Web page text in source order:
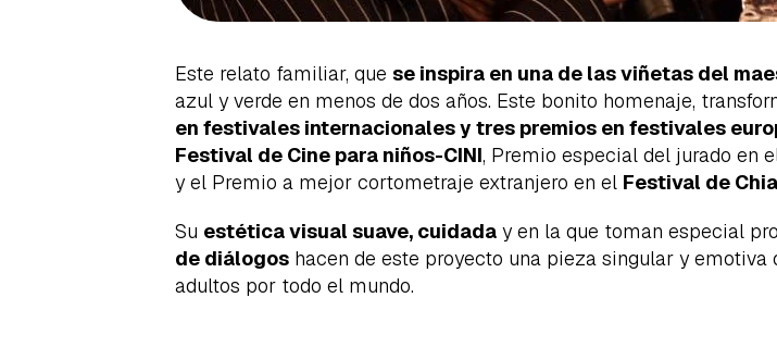
Este relato familiar, que se inspira en una de las viñetas del
azul y verde en menos de dos años. Este bonito homenaje,
en festivales internacionales y tres premios en festivales
Festival de Cine para niños-CINI, Premio especial del jurado en
y el Premio a mejor cortometraje extranjero en el Festival de
Su estética visual suave, cuidada y en la que toman especial
de diálogos hacen de este proyecto una pieza singular y
adultos por todo el mundo.